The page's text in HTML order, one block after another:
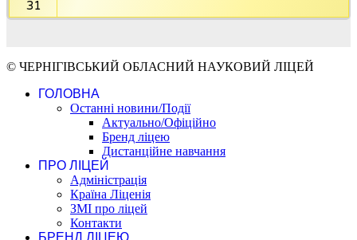
31
© ЧЕРНІГІВСЬКИЙ ОБЛАСНИЙ НАУКОВИЙ ЛІЦЕЙ
ГОЛОВНА
Останні новини/Події
Актуально/Офіційно
Бренд ліцею
Дистанційне навчання
ПРО ЛІЦЕЙ
Адміністрація
Країна Ліценія
ЗМІ про ліцей
Контакти
БРЕНД ЛІЦЕЮ